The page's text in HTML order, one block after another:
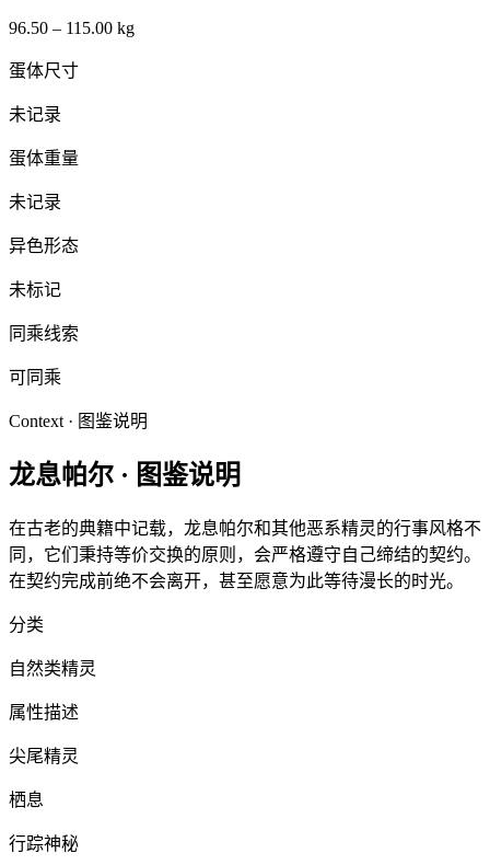
96.50 – 115.00 kg
蛋体尺寸
未记录
蛋体重量
未记录
异色形态
未标记
同乘线索
可同乘
Context · 图鉴说明
龙息帕尔 · 图鉴说明
在古老的典籍中记载，龙息帕尔和其他恶系精灵的行事风格不
同，它们秉持等价交换的原则，会严格遵守自己缔结的契约。
在契约完成前绝不会离开，甚至愿意为此等待漫长的时光。
分类
自然类精灵
属性描述
尖尾精灵
栖息
行踪神秘